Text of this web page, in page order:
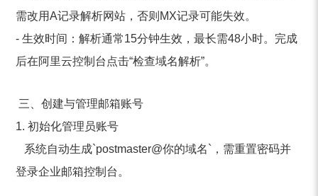
需改用A记录解析网站，否则MX记录可能失效。
- 生效时间：解析通常15分钟生效，最长需48小时。完成
后在阿里云控制台点击“检查域名解析”。
三、创建与管理邮箱账号
1. 初始化管理员账号
系统自动生成`postmaster@你的域名`，需重置密码并
登录企业邮箱控制台。